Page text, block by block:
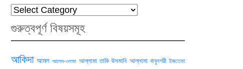
Categories
গুরুত্বপূর্ণ বিষয়সমূহ
আকিদা আমল আলেম-ওলামা আল্লামা তাকি উসমানি আল্লামা বাবুনগরী ইজতেমা